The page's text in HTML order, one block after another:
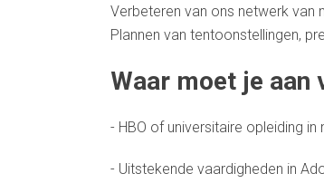
Verbeteren van ons netwerk van
Plannen van tentoonstellingen,
Waar moet je aan
- HBO of universitaire opleiding
- Uitstekende vaardigheden in